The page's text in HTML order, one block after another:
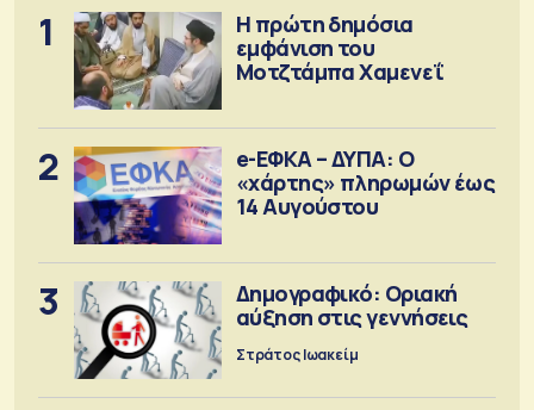
1
Η πρώτη δημόσια
εμφάνιση του
Μοτζτάμπα Χαμενεΐ
2
e-ΕΦΚΑ – ΔΥΠΑ: Ο
«χάρτης» πληρωμών έως
14 Αυγούστου
3
Δημογραφικό: Οριακή
αύξηση στις γεννήσεις
Στράτος Ιωακείμ